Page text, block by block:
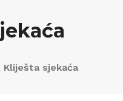
Kliješta sjekaća